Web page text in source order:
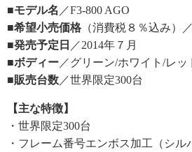
■モデル名 ／F3-800 AGO
■希望小売価格 （消費税８％込み）
■発売予定日 ／2014年７月
■ボディー ／グリーン/ホワイト/レッ
■販売台数 ／世界限定300台
【主な特徴】
・世界限定300台
・フレーム番号エンボス加工（シル